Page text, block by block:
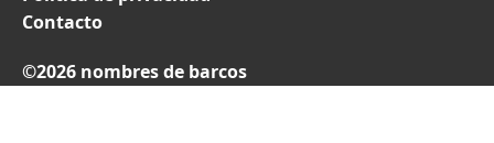
Contacto
©2026 nombres de barcos